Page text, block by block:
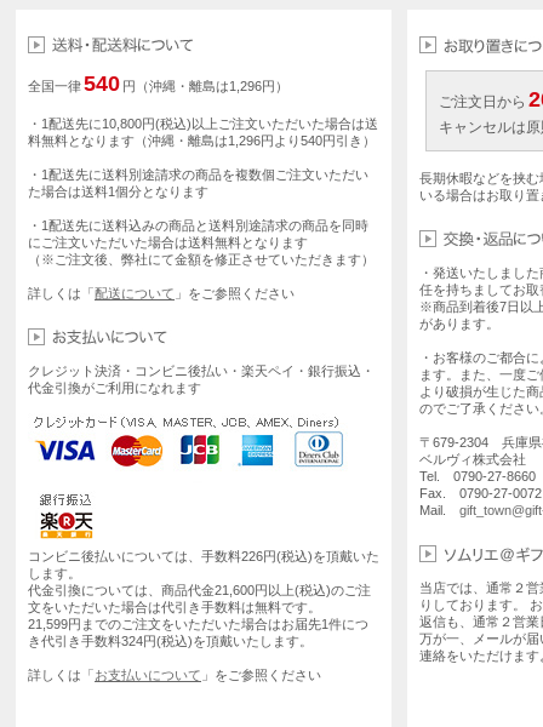
全国一律540 円（沖縄・離島は1,296円）
・1配送先に10,800円(税込)以上ご注文いただいた場合は送
料無料となります（沖縄・離島は1,296円より540円引き）
・1配送先に送料別途請求の商品を複数個ご注文いただい
た場合は送料1個分となります
・1配送先に送料込みの商品と送料別途請求の商品を同時
にご注文いただいた場合は送料無料となります
（※ご注文後、弊社にて金額を修正させていただきます）
詳しくは「配送について 」をご参照ください
クレジット決済・コンビニ後払い・楽天ペイ・銀行振込・
代金引換がご利用になれます
コンビニ後払いについては、手数料226円(税込)を頂戴いた
します。
代金引換については、商品代金21,600円以上(税込)のご注
文をいただいた場合は代引き手数料は無料です。
21,599円までのご注文をいただいた場合はお届先1件につ
き代引き手数料324円(税込)を頂戴いたします。
詳しくは「お支払いについて 」をご参照ください
ご注文日から
キャンセルは
長期休暇などを挟
いる場合はお取り
・発送いたしまし
任を持ちましてお
※商品到着後7日以
があります。
・お客様のご都合
ます。また、一度
より破損が生じた
のでご了承ください
〒679-2304 兵庫県
ベルヴィ株式会社
Tel. 0790-27-
Fax. 0790-27-0072
Mail.
当店では、通常２
りしております。
返信も、通常２営
万が一、メールが
連絡をいただけま